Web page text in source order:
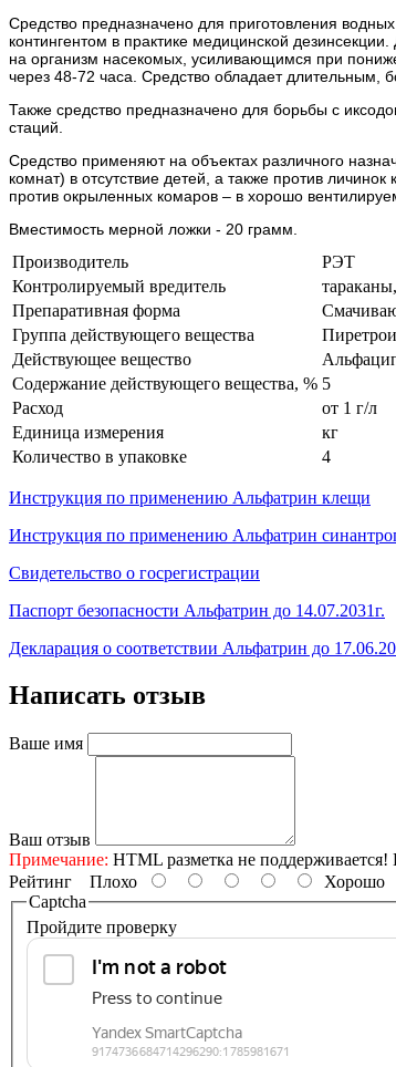
Средство предназначено для приготовления
контингентом в практике медицинской
на организм насекомых, усиливающимся при
через 48-72 часа. Средство обладает длительным,
Также средство предназначено для борьбы с
стаций.
Средство применяют на объектах различного
комнат) в отсутствие детей, а также против
против окрыленных комаров – в хорошо
Вместимость мерной ложки - 20 грамм.
Производитель
РЭТ
Контролируемый вредитель
Препаративная форма
Группа действующего вещества
Действующее вещество
Содержание действующего вещества, % 5
Расход
от 1 г/л
Единица измерения
кг
Количество в упаковке
4
Инструкция по применению Альфатрин клещи
Инструкция по применению Альфатрин
Свидетельство о госрегистрации
Паспорт безопасности Альфатрин до 14.07.2031г.
Декларация о соответствии Альфатрин до
Написать отзыв
Ваше имя
Ваш отзыв
Примечание: HTML разметка не
Рейтинг Плохо
Хорошо
Captcha
Пройдите проверку